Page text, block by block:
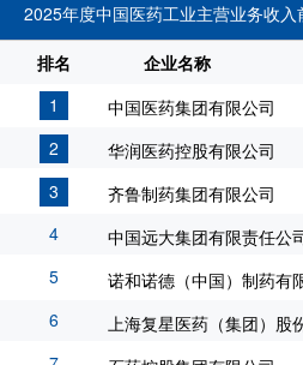
2025年度中国医药工业主营业务收入
排名
企业名称
1
中国医药集团有限公司
2
华润医药控股有限公司
3
齐鲁制药集团有限公司
4
中国远大集团有限责任公
5
诺和诺德（中国）制药有
6
上海复星医药（集团）股